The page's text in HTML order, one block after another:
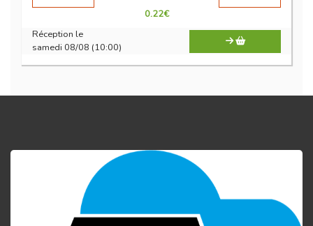
0.22€
Réception le
samedi 08/08 (10:00)